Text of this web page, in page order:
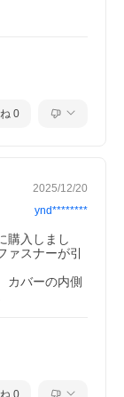
0
2025/12/20
ynd********
購入しまし
スナーが引
カバーの内側